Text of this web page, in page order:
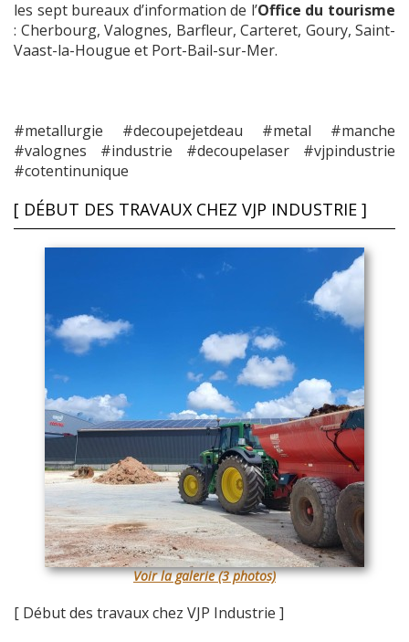
les sept bureaux d’information de l’Office du tourisme
: Cherbourg, Valognes, Barfleur, Carteret, Goury, Saint-
Vaast-la-Hougue et Port-Bail-sur-Mer.
#metallurgie #decoupejetdeau #metal #manche
#valognes #industrie #decoupelaser #vjpindustrie
#cotentinunique
[ DÉBUT DES TRAVAUX CHEZ VJP INDUSTRIE ]
Voir la galerie (3 photos)
[ Début des travaux chez VJP Industrie ]